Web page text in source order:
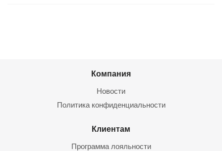
Компания
Новости
Политика конфиденциальности
Клиентам
Программа лояльности